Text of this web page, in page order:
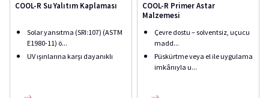
COOL-R Su Yalıtım Kaplaması
Solar yansıtma (SRI:107) (ASTM
E1980-11) ö...
UV ışınlarına karşı dayanıklı
COOL-R Primer Astar
Malzemesi
Çevre dostu – solventsiz, uçucu
madd...
Püskürtme veya el ile uygulama
imkânıyla u...